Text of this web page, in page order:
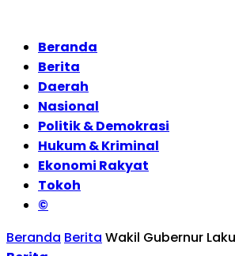
Beranda
Berita
Daerah
Nasional
Politik & Demokrasi
Hukum & Kriminal
Ekonomi Rakyat
Tokoh
©
Beranda Berita Wakil Gubernur